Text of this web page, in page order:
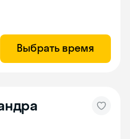
Выбрать время